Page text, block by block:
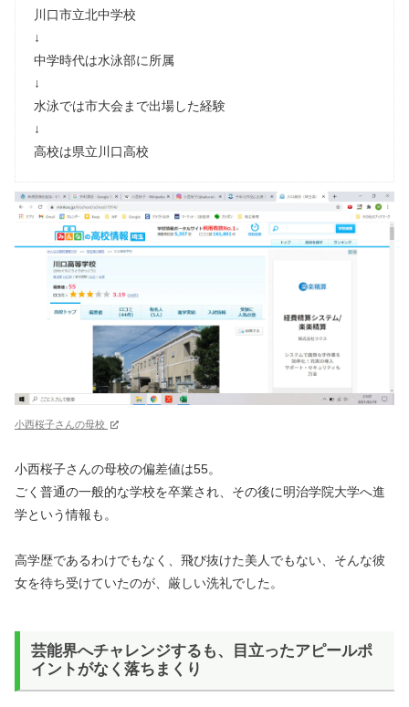
川口市立北中学校
↓
中学時代は水泳部に所属
↓
水泳では市大会まで出場した経験
↓
高校は県立川口高校
小西桜子さんの母校
小西桜子さんの母校の偏差値は55。
ごく普通の一般的な学校を卒業され、その後に明治学院大学へ進
学という情報も。
高学歴であるわけでもなく、飛び抜けた美人でもない、そんな彼
女を待ち受けていたのが、厳しい洗礼でした。
芸能界へチャレンジするも、目立ったアピールポ
イントがなく落ちまくり